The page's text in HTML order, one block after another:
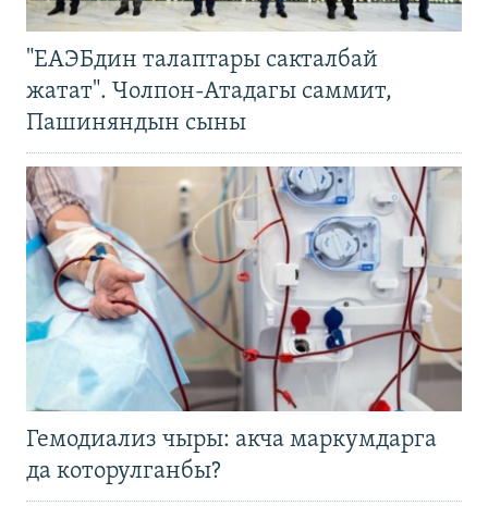
"ЕАЭБдин талаптары сакталбай
жатат". Чолпон-Атадагы саммит,
Пашиняндын сыны
Гемодиализ чыры: акча маркумдарга
да которулганбы?